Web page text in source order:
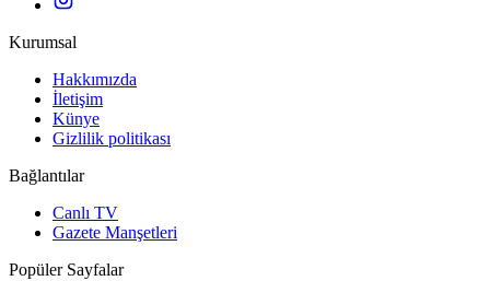
Kurumsal
Hakkımızda
İletişim
Künye
Gizlilik politikası
Bağlantılar
Canlı TV
Gazete Manşetleri
Popüler Sayfalar